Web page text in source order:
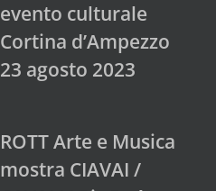
evento culturale
Cortina d’Ampezzo
23 agosto 2023
ROTT Arte e Musica
mostra CIAVAI /